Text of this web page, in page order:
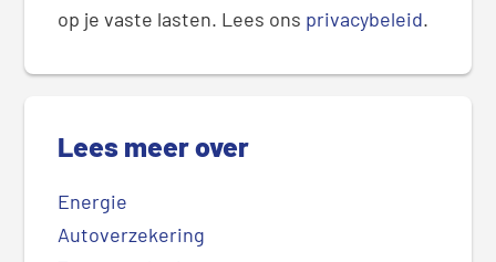
op je vaste lasten. Lees ons privacybeleid.
Lees meer over
Energie
Autoverzekering